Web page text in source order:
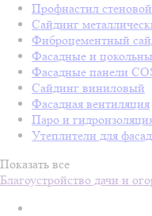
Профнастил стеновой
Сайдинг
Фиброцементный
Фасадные и
Фасадные панели
Сайдинг виниловый
Фасадная вентиляция
Паро и
Утеплители для
Показать все
Благоустройство дачи и